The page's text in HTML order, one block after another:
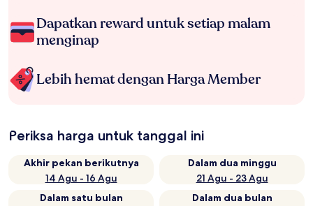
Dapatkan reward untuk setiap malam
menginap
Lebih hemat dengan Harga Member
Periksa harga untuk tanggal ini
Akhir pekan berikutnya
14 Agu - 16 Agu
Dalam dua minggu
21 Agu - 23 Agu
Dalam satu bulan
Dalam dua bulan